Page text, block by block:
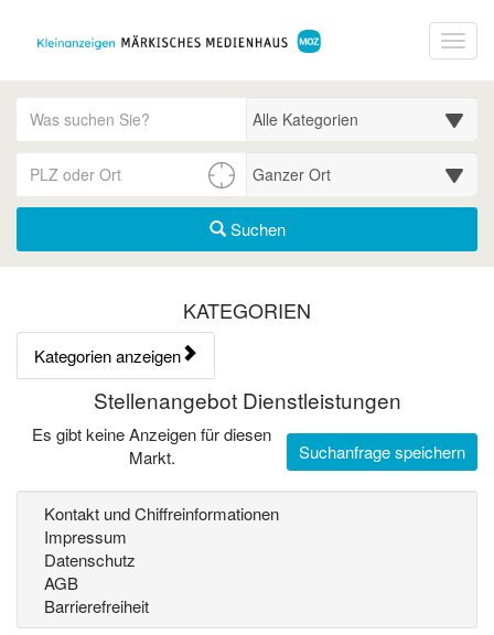
Suchen
Kategorien & Anzeigen
KATEGORIEN
Kategorien anzeigen
Bedienhinweis: Navigieren Sie mit Tab (Shift+Tab zurück).
Rubrik:
Stellenangebot Dienstleistungen
Suchanfrage speichern
Es gibt keine Anzeigen für diesen
Markt.
Kontakt und Chiffreinformationen
Impressum
Datenschutz
AGB
Barrierefreiheit